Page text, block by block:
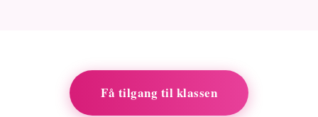
Få tilgang til klassen